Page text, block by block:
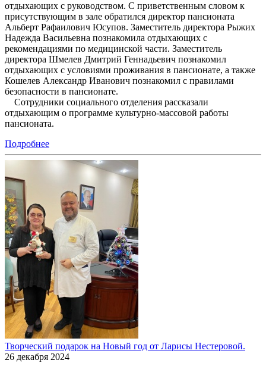
отдыхающих с руководством. С приветственным словом к
присутствующим в зале обратился директор пансионата
Альберт Рафаилович Юсупов. Заместитель директора Рыжих
Надежда Васильевна познакомила отдыхающих с
рекомендациями по медицинской части. Заместитель
директора Шмелев Дмитрий Геннадьевич познакомил
отдыхающих с условиями проживания в пансионате, а также
Кошелев Александр Иванович познакомил с правилами
безопасности в пансионате.
Сотрудники социального отделения рассказали
отдыхающим о программе культурно-массовой работы
пансионата.
Подробнее
Творческий подарок на Новый год от Ларисы Нестеровой.
26 декабря 2024